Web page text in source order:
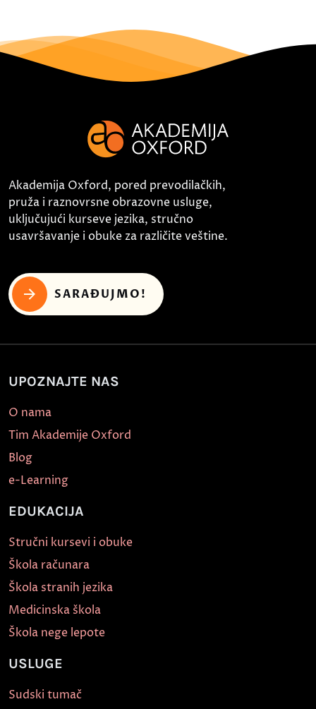
Akademija Oxford, pored prevodilačkih,
pruža i raznovrsne obrazovne usluge,
uključujući kurseve jezika, stručno
usavršavanje i obuke za različite veštine.
SARAĐUJMO!
UPOZNAJTE NAS
O nama
Tim Akademije Oxford
Blog
e-Learning
EDUKACIJA
Stručni kursevi i obuke
Škola računara
Škola stranih jezika
Medicinska škola
Škola nege lepote
USLUGE
Sudski tumač